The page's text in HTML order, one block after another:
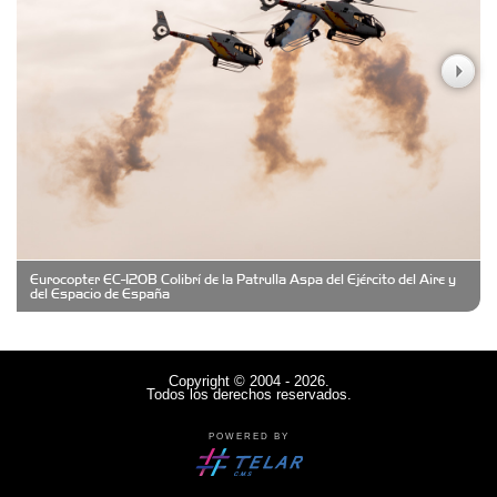
Casa Berta
Clima Castelar
CONSERVAS YAMASIRO
Cubanico´s - Cubanitos Rellenos!
Denisi Market
Eurocopter EC-120B Colibrí de la Patrulla Aspa del Ejército del Aire y
del Espacio de España
Copyright © 2004 - 2026.
Todos los derechos reservados.
POWERED BY